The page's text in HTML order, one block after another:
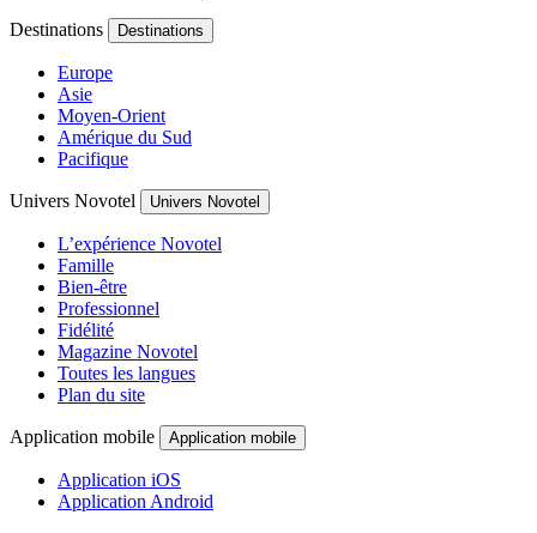
Destinations Destinations
Europe
Asie
Moyen-Orient
Amérique du Sud
Pacifique
Univers Novotel Univers Novotel
L’expérience Novotel
Famille
Bien-être
Professionnel
Fidélité
Magazine Novotel
Toutes les langues
Plan du site
Application mobile Application mobile
Application iOS
Application Android